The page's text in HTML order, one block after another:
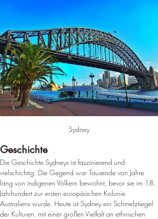
Sydney
Geschichte
Die Geschichte Sydneys ist faszinierend und
vielschichtig. Die Gegend war Tausende von Jahre
lang von indigenen Völkern bewohnt, bevor sie im 18.
Jahrhundert zur ersten europäischen Kolonie
Australiens wurde. Heute ist Sydney ein Schmelztiegel
der Kulturen, mit einer großen Vielfalt an ethnischen